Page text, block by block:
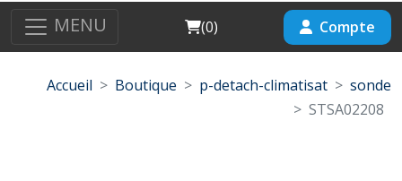
MENU Cart
(0) Compte
Accueil Boutique p-detach-climatisat
sonde
STSA02208